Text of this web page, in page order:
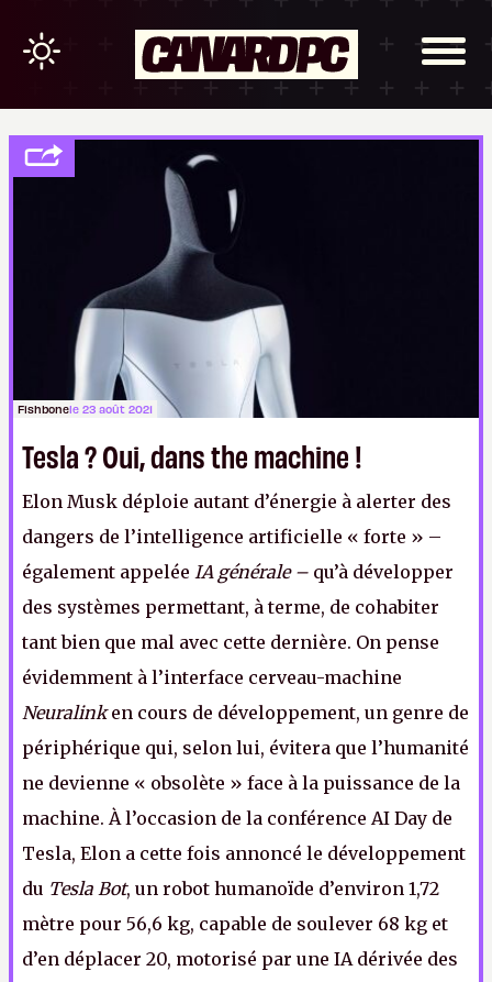
Fishbonele 23 août 2021
Tesla ? Oui, dans the machine !
Elon Musk déploie autant d’énergie à alerter des
dangers de l’intelligence artificielle « forte » –
également appelée IA générale – qu’à développer
des systèmes permettant, à terme, de cohabiter
tant bien que mal avec cette dernière. On pense
évidemment à l’interface cerveau-machine
Neuralinken cours de développement, un genre de
périphérique qui, selon lui, évitera que l’humanité
ne devienne « obsolète » face à la puissance de la
machine. À l’occasion de la conférence AI Day de
Tesla, Elon a cette fois annoncé le développement
du Tesla Bot, un robot humanoïde d’environ 1,72
mètre pour 56,6 kg, capable de soulever 68 kg et
d’en déplacer 20, motorisé par une IA dérivée des